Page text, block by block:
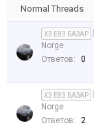
Normal Threads
X3 E83 БАЗАР
Norge
Ответов:
0
X3 E83 БАЗАР
Norge
Ответов:
2